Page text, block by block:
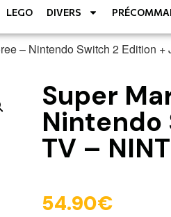
LEGO DIVERS
– Nintendo Switch 2 Edition
Super
Nintendo
TV –
54.90€